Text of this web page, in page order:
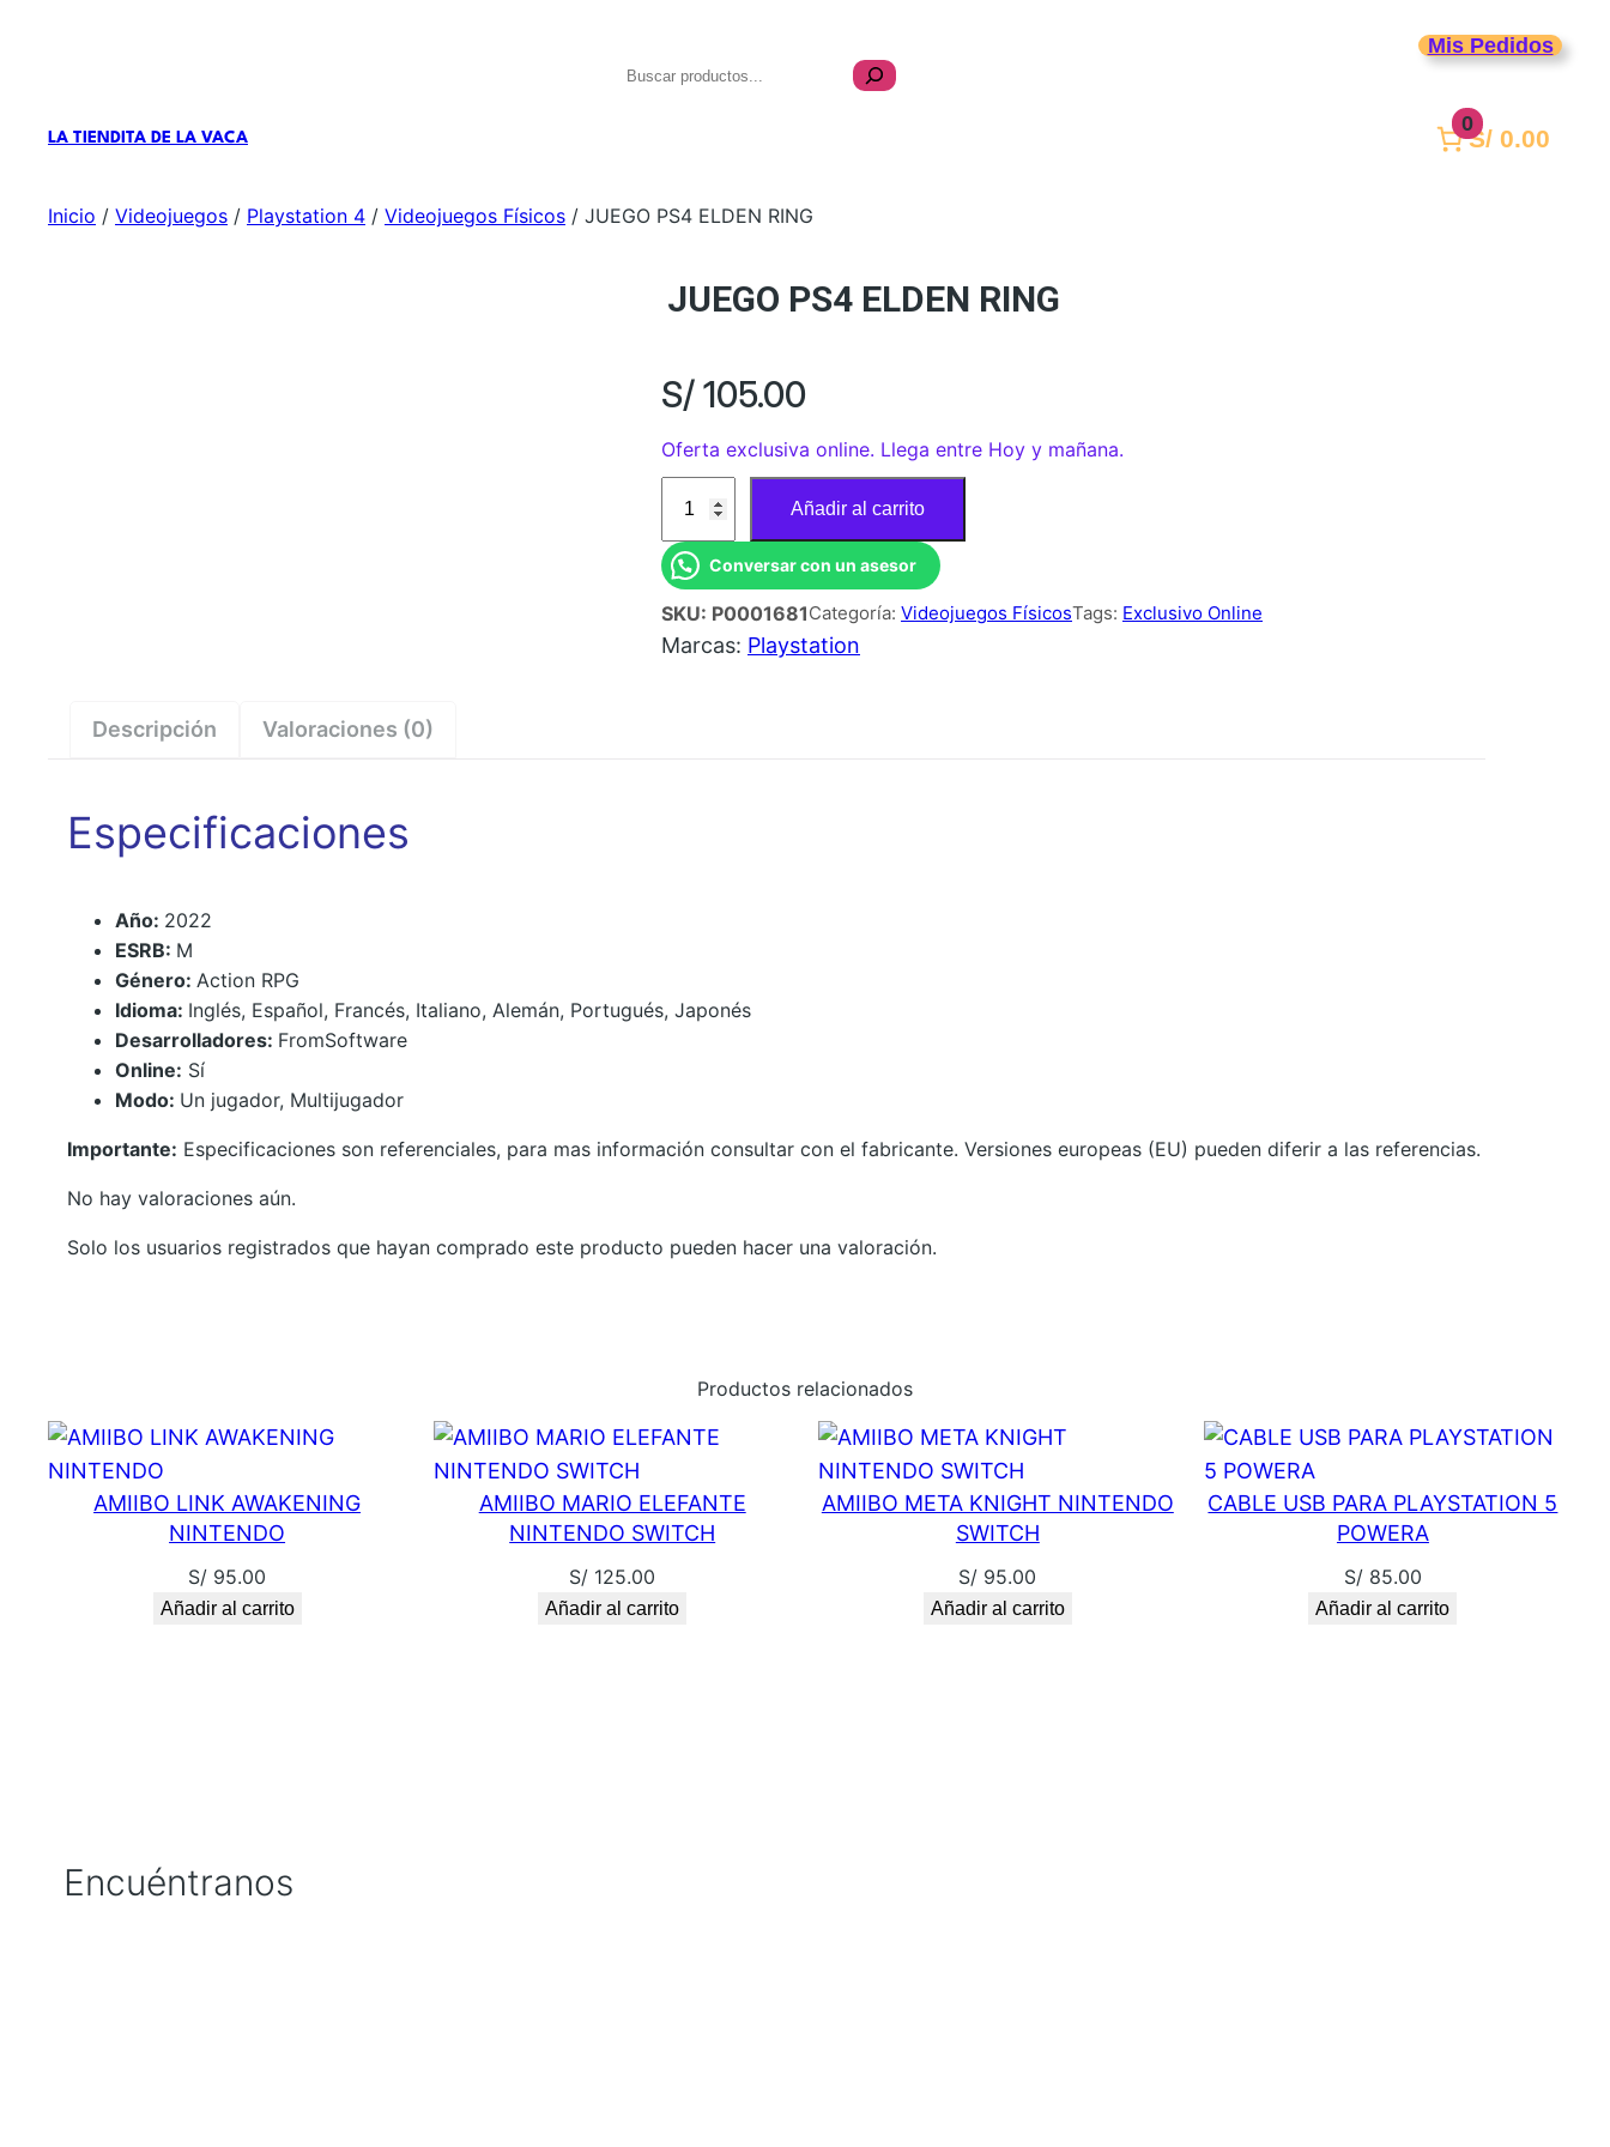
LA TIENDITA DE LA VACA
Buscar
Mis Pedidos
0
S/ 0.00
Inicio / Videojuegos / Playstation 4 / Videojuegos Físicos / JUEGO PS4 ELDEN RING
JUEGO PS4 ELDEN RING
S/105.00
Oferta exclusiva online. Llega entre Hoy y mañana.
E
G
O
P
G
t
a
Añadir al carrito
Conversar con un asesor
SKU: P0001681Categoría: Videojuegos FísicosTags: Exclusivo Online
Marcas: Playstation
Descripción Valoraciones (0)
Especificaciones
Año: 2022
ESRB: M
Género: Action RPG
Idioma: Inglés, Español, Francés, Italiano, Alemán, Portugués, Japonés
Desarrolladores: FromSoftware
Online: Sí
Modo: Un jugador, Multijugador
Importante: Especificaciones son referenciales, para mas información consultar con el fabricante. Versiones europeas (EU) pueden diferir a las referencias.
No hay valoraciones aún.
Solo los usuarios registrados que hayan comprado este producto pueden hacer una valoración.
Productos relacionados
AMIIBO LINK AWAKENING
NINTENDO
S/ 95.00
Añadir al carrito
AMIIBO MARIO ELEFANTE
NINTENDO SWITCH
S/ 125.00
Añadir al carrito
AMIIBO META KNIGHT NINTENDO
SWITCH
S/ 95.00
Añadir al carrito
CABLE USB PARA PLAYSTATION 5
POWERA
S/85.00
Añadir al carrito
Encuéntranos